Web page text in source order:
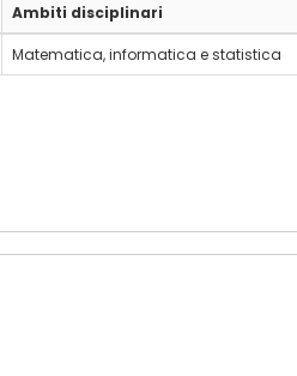
Ambiti disciplinari
Matematica, informatica e statistica